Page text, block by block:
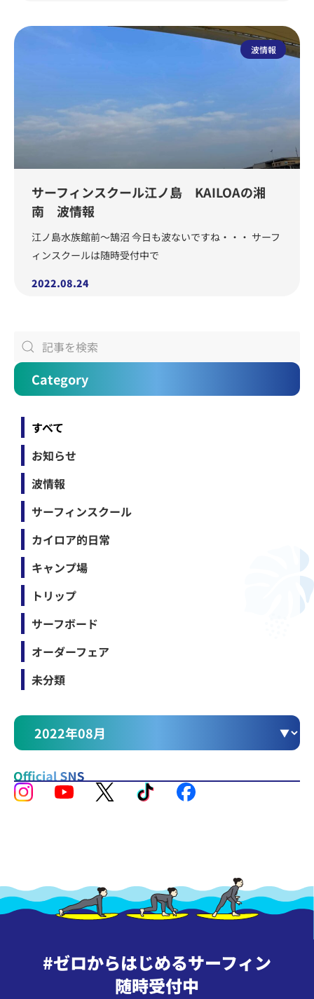
波情報
サーフィンスクール江ノ島 KAILOAの湘
南 波情報
江ノ島水族館前～鵠沼 今日も波ないですね・・・ サーフ
ィンスクールは随時受付中で
2022.08.24
Category
すべて
お知らせ
波情報
サーフィンスクール
カイロア的日常
キャンプ場
トリップ
サーフボード
オーダーフェア
未分類
#ゼロからはじめるサーフィン
随時受付中